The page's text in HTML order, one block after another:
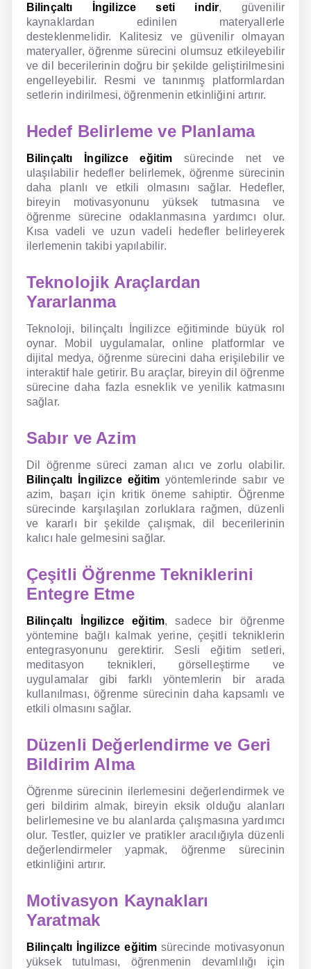
Bilinçaltı İngilizce seti indir, güvenilir
kaynaklardan edinilen materyallerle
desteklenmelidir. Kalitesiz ve güvenilir olmayan
materyaller, öğrenme sürecini olumsuz etkileyebilir
ve dil becerilerinin doğru bir şekilde geliştirilmesini
engelleyebilir. Resmi ve tanınmış platformlardan
setlerin indirilmesi, öğrenmenin etkinliğini artırır.
Hedef Belirleme ve Planlama
Bilinçaltı İngilizce eğitim sürecinde net ve
ulaşılabilir hedefler belirlemek, öğrenme sürecinin
daha planlı ve etkili olmasını sağlar. Hedefler,
bireyin motivasyonunu yüksek tutmasına ve
öğrenme sürecine odaklanmasına yardımcı olur.
Kısa vadeli ve uzun vadeli hedefler belirleyerek
ilerlemenin takibi yapılabilir.
Teknolojik Araçlardan
Yararlanma
Teknoloji, bilinçaltı İngilizce eğitiminde büyük rol
oynar. Mobil uygulamalar, online platformlar ve
dijital medya, öğrenme sürecini daha erişilebilir ve
interaktif hale getirir. Bu araçlar, bireyin dil öğrenme
sürecine daha fazla esneklik ve yenilik katmasını
sağlar.
Sabır ve Azim
Dil öğrenme süreci zaman alıcı ve zorlu olabilir.
Bilinçaltı İngilizce eğitim yöntemlerinde sabır ve
azim, başarı için kritik öneme sahiptir. Öğrenme
sürecinde karşılaşılan zorluklara rağmen, düzenli
ve kararlı bir şekilde çalışmak, dil becerilerinin
kalıcı hale gelmesini sağlar.
Çeşitli Öğrenme Tekniklerini
Entegre Etme
Bilinçaltı İngilizce eğitim, sadece bir öğrenme
yöntemine bağlı kalmak yerine, çeşitli tekniklerin
entegrasyonunu gerektirir. Sesli eğitim setleri,
meditasyon teknikleri, görselleştirme ve
uygulamalar gibi farklı yöntemlerin bir arada
kullanılması, öğrenme sürecinin daha kapsamlı ve
etkili olmasını sağlar.
Düzenli Değerlendirme ve Geri
Bildirim Alma
Öğrenme sürecinin ilerlemesini değerlendirmek ve
geri bildirim almak, bireyin eksik olduğu alanları
belirlemesine ve bu alanlarda çalışmasına yardımcı
olur. Testler, quizler ve pratikler aracılığıyla düzenli
değerlendirmeler yapmak, öğrenme sürecinin
etkinliğini artırır.
Motivasyon Kaynakları
Yaratmak
Bilinçaltı İngilizce eğitim sürecinde motivasyonun
yüksek tutulması, öğrenmenin devamlılığı için